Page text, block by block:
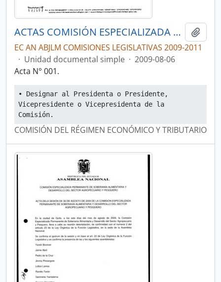
ACTAS COMISIÓN ESPECIALIZADA PERMANENTE DEL RÉGIMEN ECONÓMICO Y TRIBUTARIO Y SU REGULACIÓN Y CONTROL
EC AN ABJLM COMISIONES LEGISLATIVAS 2009-2011
· Unidad documental simple · 2009-08-06
Acta N° 001.
• Designar al Presidenta o Presidente,
Vicepresidente o Vicepresidenta de la
Comisión.
COMISIÓN DEL RÉGIMEN ECONÓMICO Y TRIBUTARIO